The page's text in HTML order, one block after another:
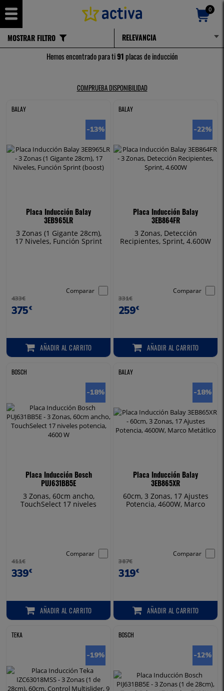
0
COCINA
MOSTRAR FILTRO
Hemos encontrado para ti91placas de inducción
COMPRUEBA DISPONIBILIDAD
BALAY
-13%
Placa Inducción Balay
3EB965LR
3 Zonas (1 Gigante 28cm),
17 Niveles, Función Sprint
Comparar
433€
375€
AÑADIR AL CARRITO
BALAY
-22%
Placa Inducción Balay
3EB864FR
3 Zonas, Detección
Recipientes, Sprint, 4.600W
Comparar
331€
259€
AÑADIR AL CARRITO
BOSCH
-18%
Placa Inducción Bosch
PUJ631BB5E
3 Zonas, 60cm ancho,
TouchSelect 17 niveles
Comparar
411€
339€
AÑADIR AL CARRITO
BALAY
-18%
Placa Inducción Balay
3EB865XR
60cm, 3 Zonas, 17 Ajustes
Potencia, 4600W, Marco
Comparar
387€
319€
AÑADIR AL CARRITO
TEKA
-19%
BOSCH
-12%